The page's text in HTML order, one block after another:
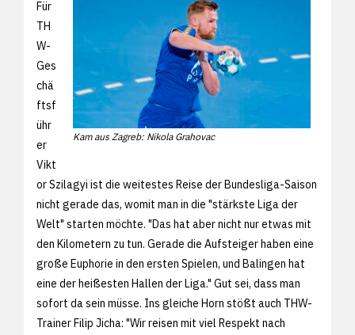
Kam aus Zagreb: Nikola Grahovac
Für
TH
W-
Ges
chä
ftsf
ühr
er
Vikt
or Szilagyi ist die weitestes Reise der Bundesliga-Saison
nicht gerade das, womit man in die "stärkste Liga der
Welt" starten möchte. "Das hat aber nicht nur etwas mit
den Kilometern zu tun. Gerade die Aufsteiger haben eine
große Euphorie in den ersten Spielen, und Balingen hat
eine der heißesten Hallen der Liga." Gut sei, dass man
sofort da sein müsse. Ins gleiche Horn stößt auch THW-
Trainer Filip Jicha: "Wir reisen mit viel Respekt nach